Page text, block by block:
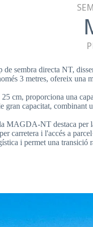
sembra directa NT,
3 metres, ofereix
cm, proporciona una
gran capacitat,
MAGDA-NT destaca
carretera i l'accés a
i permet una transició